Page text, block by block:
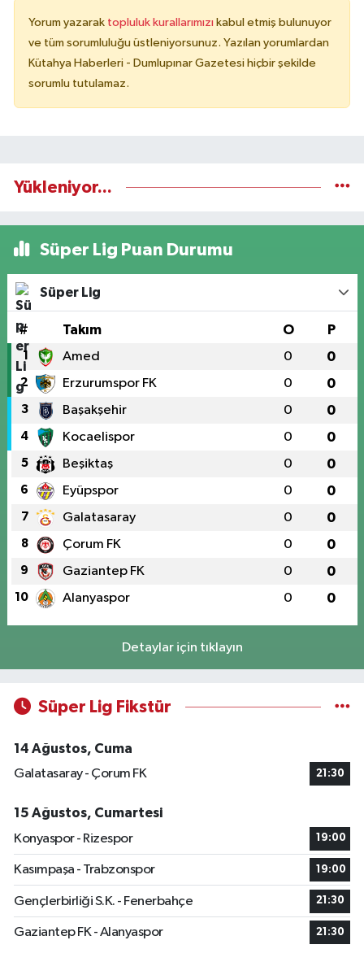
Yorum yazarak topluluk kurallarımızı kabul etmiş bulunuyor
ve tüm sorumluluğu üstleniyorsunuz. Yazılan yorumlardan
Kütahya Haberleri - Dumlupınar Gazetesi hiçbir şekilde
sorumlu tutulamaz.
Yükleniyor...
Süper Lig Puan Durumu
Süper Lig
# Takım O P
1 Amed 0 0
2 Erzurumspor FK 0 0
3 Başakşehir 0 0
4 Kocaelispor 0 0
5 Beşiktaş 0 0
6 Eyüpspor 0 0
7 Galatasaray 0 0
8 Çorum FK 0 0
9 Gaziantep FK 0 0
10 Alanyaspor 0 0
Detaylar için tıklayın
Süper Lig Fikstür
14 Ağustos, Cuma
Galatasaray - Çorum FK
21:30
15 Ağustos, Cumartesi
Konyaspor - Rizespor
19:00
Kasımpaşa - Trabzonspor 19:00
Gençlerbirliği S.K. - Fenerbahçe 21:30
Gaziantep FK - Alanyaspor 21:30